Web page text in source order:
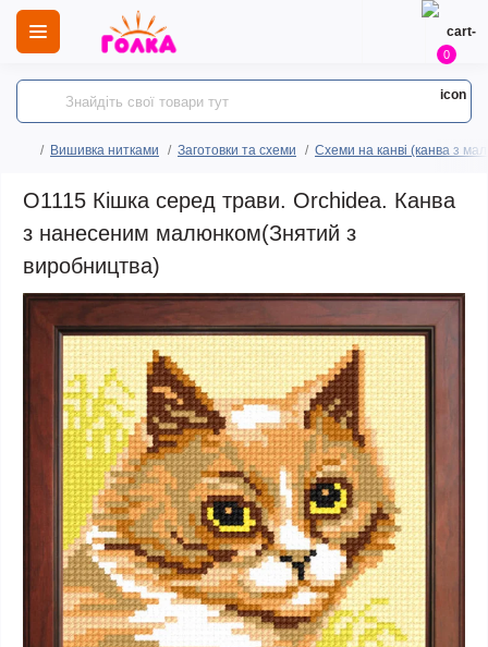
0
Вишивка нитками Заготовки та схеми Схеми на канві (канва з
O1115 Кішка серед трави. Orchidea. Канва
з нанесеним малюнком(Знятий з
виробництва)